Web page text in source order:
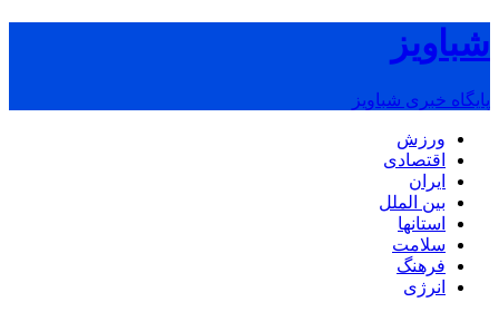
شباویز
پایگاه خبری شباویز
ورزش
اقتصادی
ایران
بین الملل
استانها
سلامت
فرهنگ
انرژی